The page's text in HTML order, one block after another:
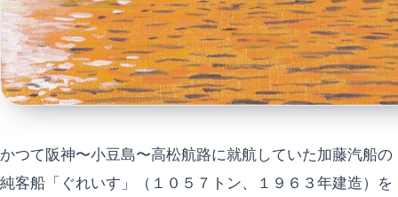
かつて阪神〜小豆島〜高松航路に就航していた加藤汽船の
純客船「ぐれいす」（１０５７トン、１９６３年建造）を